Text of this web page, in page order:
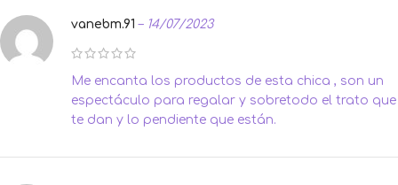
vanebm.91– 14/07/2023
Me encanta los productos de esta chica , son un
espectáculo para regalar y sobretodo el trato que
te dan y lo pendiente que están.